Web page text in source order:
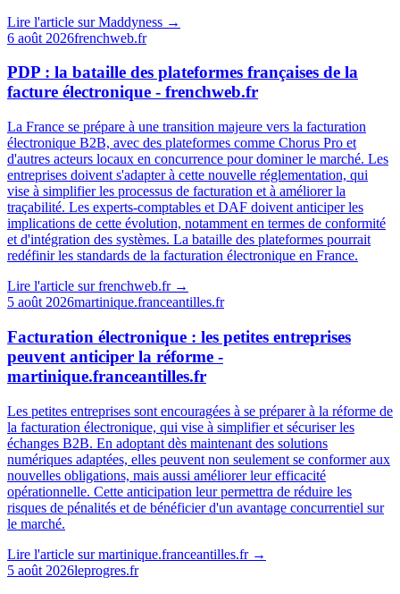
Lire l'article surMaddyness →
6 août 2026frenchweb.fr
PDP : la bataille des plateformes françaises de la
facture électronique - frenchweb.fr
La France se prépare à une transition majeure vers la facturation
électronique B2B, avec des plateformes comme Chorus Pro et
d'autres acteurs locaux en concurrence pour dominer le marché. Les
entreprises doivent s'adapter à cette nouvelle réglementation, qui
vise à simplifier les processus de facturation et à améliorer la
traçabilité. Les experts-comptables et DAF doivent anticiper les
implications de cette évolution, notamment en termes de conformité
et d'intégration des systèmes. La bataille des plateformes pourrait
redéfinir les standards de la facturation électronique en France.
Lire l'article surfrenchweb.fr→
5 août 2026martinique.franceantilles.fr
Facturation électronique : les petites entreprises
peuvent anticiper la réforme -
martinique.franceantilles.fr
Les petites entreprises sont encouragées à se préparer à la réforme de
la facturation électronique, qui vise à simplifier et sécuriser les
échanges B2B. En adoptant dès maintenant des solutions
numériques adaptées, elles peuvent non seulement se conformer aux
nouvelles obligations, mais aussi améliorer leur efficacité
opérationnelle. Cette anticipation leur permettra de réduire les
risques de pénalités et de bénéficier d'un avantage concurrentiel sur
le marché.
Lire l'article surmartinique.franceantilles.fr→
5 août 2026leprogres.fr